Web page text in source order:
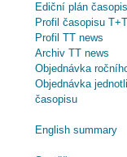
Ediční plán
Profil časopisu
Profil TT news
Archiv TT news
Objednávka
Objednávka
časopisu
English summary